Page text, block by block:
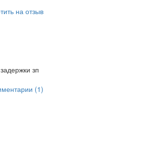
на отзыв
зп
(1)